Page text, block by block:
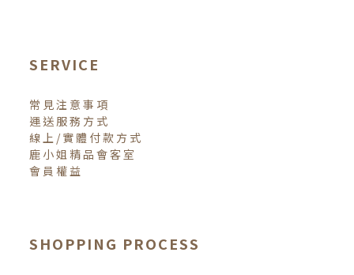
SERVICE
常見注意事項
運送服務方式
線上/實體付款方式
鹿小姐精品會客室
會員權益
SHOPPING PROCESS